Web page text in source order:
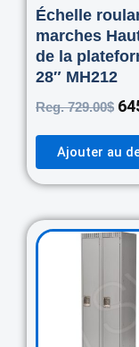
Échelle
marches
de la
28″ MH212
Reg.729.00$
Ajouter au